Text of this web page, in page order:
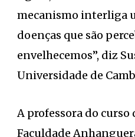
mecanismo interliga
doenças que são
envelhecemos”, diz
Universidade de
A professora do curso
Faculdade